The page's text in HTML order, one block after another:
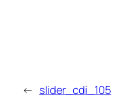
← slider_cdi_105